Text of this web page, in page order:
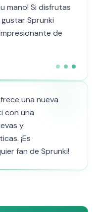
mano! Si disfrutas
Sprunki
de
una nueva
con una
y
¡Es
fan de Sprunki!